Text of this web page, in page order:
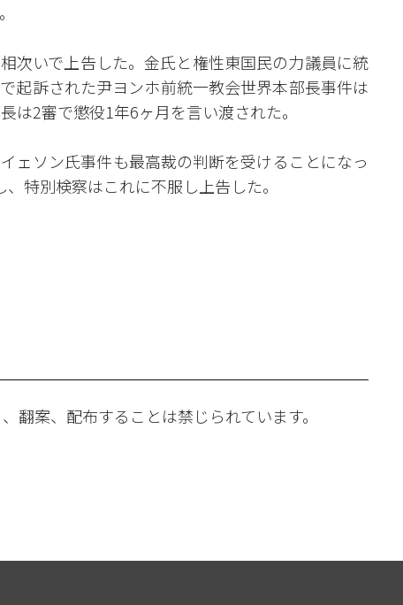
次いで上告した。金氏と権性東国民の力議員に統
起訴された尹ヨンホ前統一教会世界本部長事件は
は2審で懲役1年6ヶ月を言い渡された。
ェソン氏事件も最高裁の判断を受けることになっ
特別検察はこれに不服し上告した。
翻案、配布することは禁じられています。